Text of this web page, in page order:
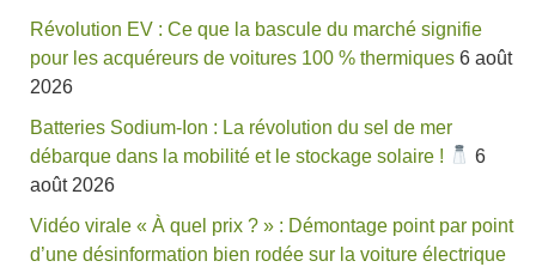
Révolution EV : Ce que la bascule du marché signifie
pour les acquéreurs de voitures 100 % thermiques 6 août
2026
Batteries Sodium-Ion : La révolution du sel de mer
débarque dans la mobilité et le stockage solaire !
6
août 2026
Vidéo virale « À quel prix ? » : Démontage point par point
d’une désinformation bien rodée sur la voiture électrique